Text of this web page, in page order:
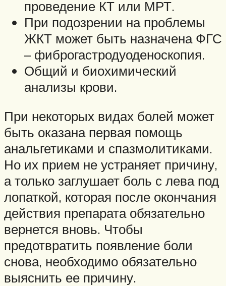
проведение КТ или МРТ.
При подозрении на проблемы
ЖКТ может быть назначена ФГС
– фиброгастродуоденоскопия.
Общий и биохимический
анализы крови.
При некоторых видах болей может
быть оказана первая помощь
анальгетиками и спазмолитиками.
Но их прием не устраняет причину,
а только заглушает боль с лева под
лопаткой, которая после окончания
действия препарата обязательно
вернется вновь. Чтобы
предотвратить появление боли
снова, необходимо обязательно
выяснить ее причину.